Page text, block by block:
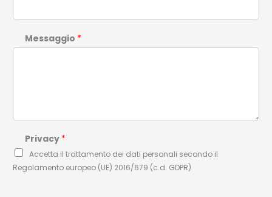
Messaggio *
Privacy *
Accetta il trattamento dei dati personali secondo il
Regolamento europeo (UE) 2016/679 (c.d. GDPR)